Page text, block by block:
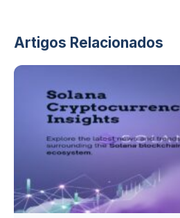
Artigos Relacionados